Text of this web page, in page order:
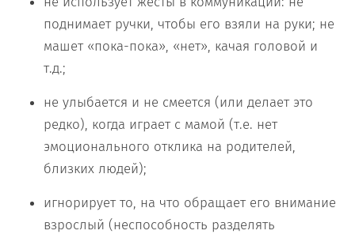
поднимает ручки, чтобы его взяли на руки; не
машет «пока-пока», «нет», качая головой и
т.д.;
не улыбается и не смеется (или делает это
редко), когда играет с мамой (т.е. нет
эмоционального отклика на родителей,
близких людей);
игнорирует то, на что обращает его внимание
взрослый (неспособность разделять